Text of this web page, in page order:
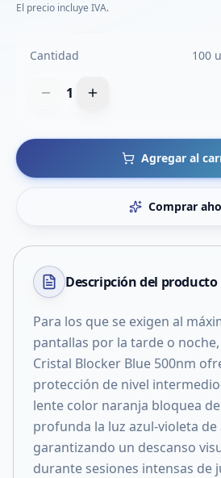
El precio incluye IVA.
Cantidad 100
1
Agregar al
Comprar
Descripción del producto
Para los que se exigen al
pantallas por la tarde o
Cristal Blocker Blue 500nm
protección de nivel
lente color naranja bloquea
profunda la luz azul-violeta de
garantizando un descanso
durante sesiones intensas de